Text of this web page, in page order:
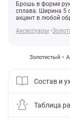
Брошь в форме
сплава. Ширина 5
акцент в любой
Аксессуары
Золотистый
Состав и
Таблица